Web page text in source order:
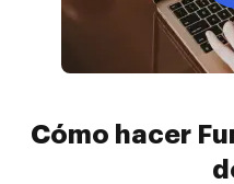
Cómo hacer